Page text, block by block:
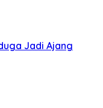
Jadi Ajang